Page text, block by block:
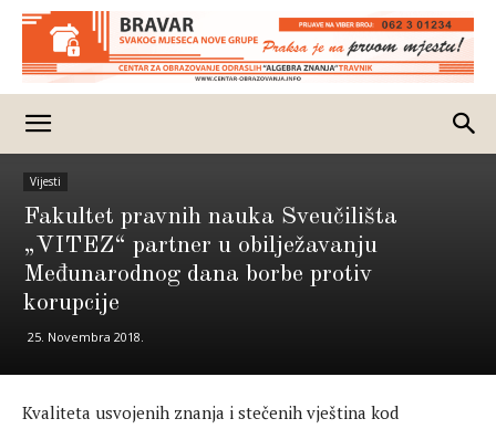
Vijesti
Fakultet pravnih nauka Sveučilišta
„VITEZ“ partner u obilježavanju
Međunarodnog dana borbe protiv
korupcije
25. Novembra 2018.
Kvaliteta usvojenih znanja i stečenih vještina kod